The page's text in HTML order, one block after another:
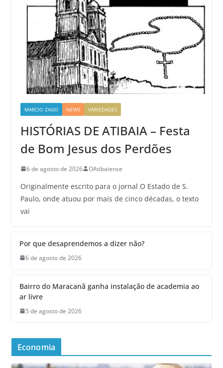
MARCIO ZAGO NEWS VARIEDADES
HISTÓRIAS DE ATIBAIA – Festa
de Bom Jesus dos Perdões
6 de agosto de 2026 OAtibaiense
Originalmente escrito para o jornal O Estado de S.
Paulo, onde atuou por mais de cinco décadas, o texto
vai
Por que desaprendemos a dizer não?
6 de agosto de 2026
Bairro do Maracanã ganha instalação de academia ao
ar livre
5 de agosto de 2026
Economia